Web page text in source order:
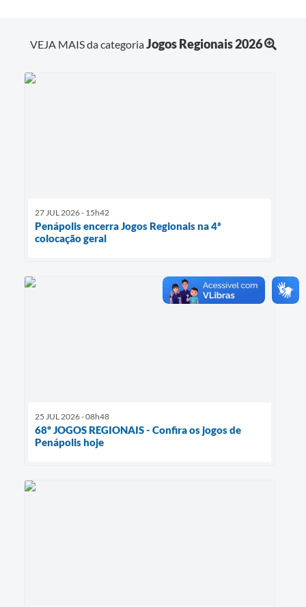
VEJA MAIS da categoriaJogos Regionais 2026
27 JUL 2026 - 15h42
Penápolis encerra Jogos Regionais na 4ª
colocação geral
25 JUL 2026 - 08h48
68º JOGOS REGIONAIS - Confira os jogos de
Penápolis hoje